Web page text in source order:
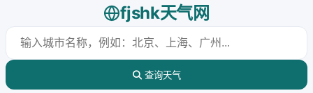
fjshk天气网
查询天气